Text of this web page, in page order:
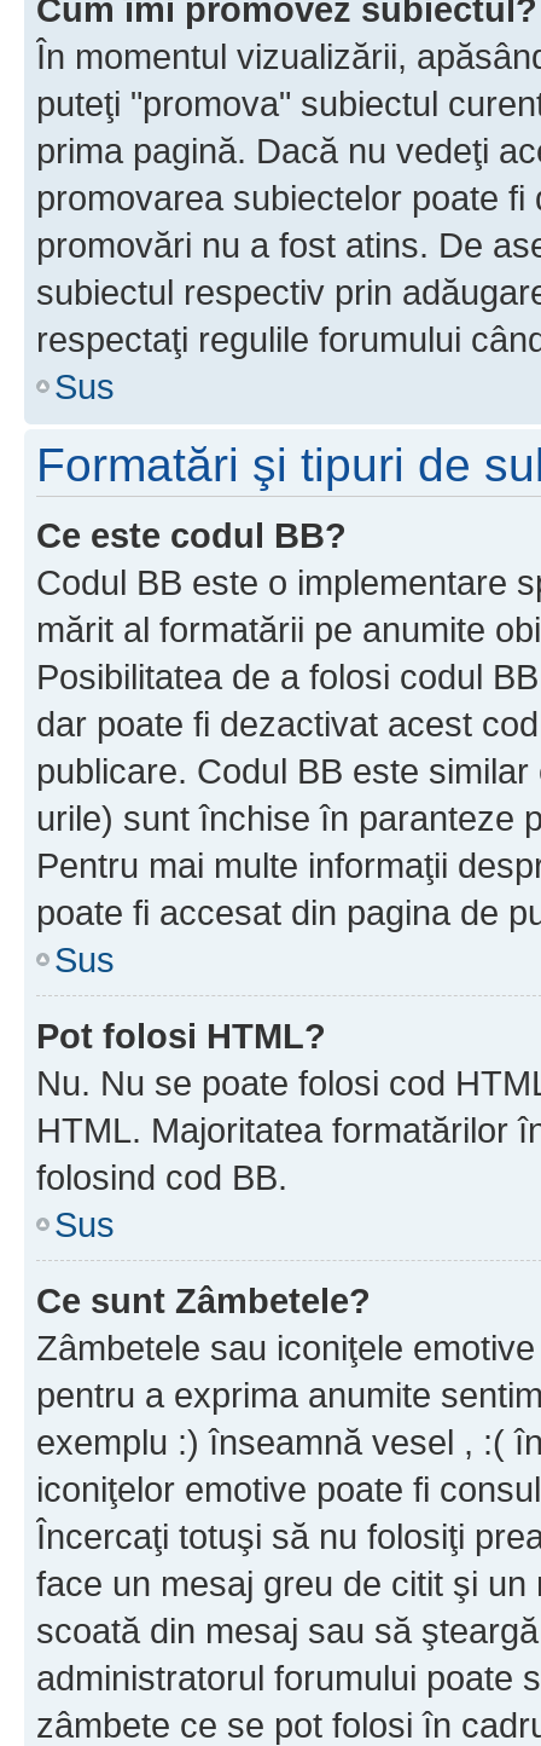
Cum îmi promovez subiectul?
În momentul vizualizării,
puteţi "promova" subiectul
prima pagină. Dacă nu vedeţi
promovarea subiectelor poate
promovări nu a fost atins. De
subiectul respectiv prin
respectaţi regulile forumului
Sus
Formatări şi tipuri de
Ce este codul BB?
Codul BB este o implementare
mărit al formatării pe anumite
Posibilitatea de a folosi codul
dar poate fi dezactivat acest
publicare. Codul BB este
urile) sunt închise în paranteze
Pentru mai multe informaţii
poate fi accesat din pagina de
Sus
Pot folosi HTML?
Nu. Nu se poate folosi cod
HTML. Majoritatea formatărilor
folosind cod BB.
Sus
Ce sunt Zâmbetele?
Zâmbetele sau iconiţele
pentru a exprima anumite
exemplu :) înseamnă vesel , :(
iconiţelor emotive poate fi
Încercaţi totuşi să nu folosiţi
face un mesaj greu de citit şi
scoată din mesaj sau să
administratorul forumului poate
zâmbete ce se pot folosi în